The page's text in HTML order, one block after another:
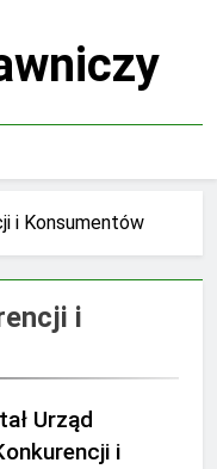
i Konsumentów
i
Urząd
i